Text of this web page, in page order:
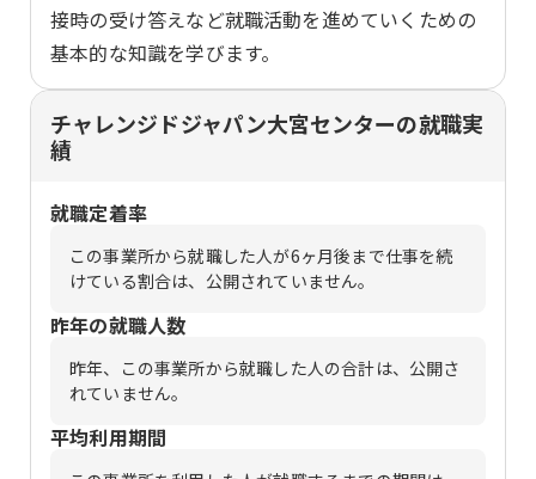
接時の受け答えなど就職活動を進めていくための
基本的な知識を学びます。
チャレンジドジャパン大宮センターの就職実
績
就職定着率
この事業所から就職した人が6ヶ月後まで仕事を続
けている割合は、公開されていません。
昨年の就職人数
昨年、この事業所から就職した人の合計は、公開さ
れていません。
平均利用期間